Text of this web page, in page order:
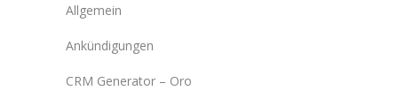
Allgemein
Ankündigungen
CRM Generator – Oro